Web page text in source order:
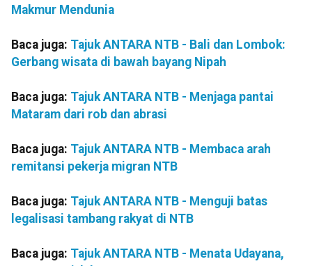
Makmur Mendunia
Baca juga: Tajuk ANTARA NTB - Bali dan Lombok:
Gerbang wisata di bawah bayang Nipah
Baca juga: Tajuk ANTARA NTB - Menjaga pantai
Mataram dari rob dan abrasi
Baca juga: Tajuk ANTARA NTB - Membaca arah
remitansi pekerja migran NTB
Baca juga: Tajuk ANTARA NTB - Menguji batas
legalisasi tambang rakyat di NTB
Baca juga: Tajuk ANTARA NTB - Menata Udayana,